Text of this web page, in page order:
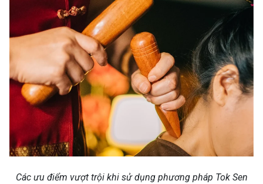
Các ưu điểm vượt trội khi sử dụng phương pháp Tok Sen